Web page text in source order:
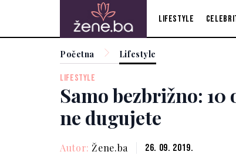
Lifestyle
Početna Lifestyle
LIFESTYLE
Samo bezbrižno:
ne dugujete
Autor: Žene.ba 26. 09. 2019.